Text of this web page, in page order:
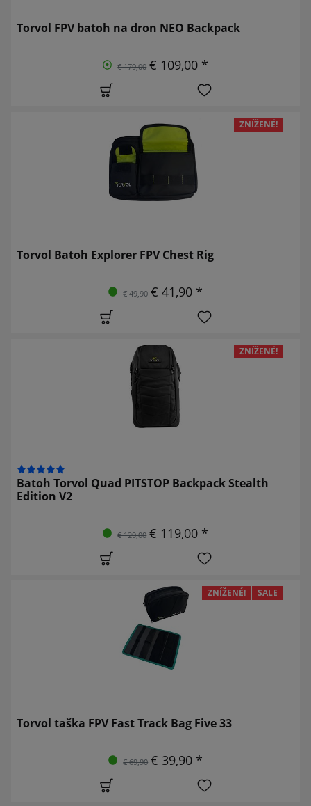
Torvol FPV batoh na dron NEO Backpack
€ 179,00 € 109,00 *
ZNÍŽENÉ!
Torvol Batoh Explorer FPV Chest Rig
€ 49,90 € 41,90 *
ZNÍŽENÉ!
Batoh Torvol Quad PITSTOP Backpack Stealth
Edition V2
€ 129,00 € 119,00 *
ZNÍŽENÉ! SALE
Torvol taška FPV Fast Track Bag Five 33
€ 69,90 € 39,90 *